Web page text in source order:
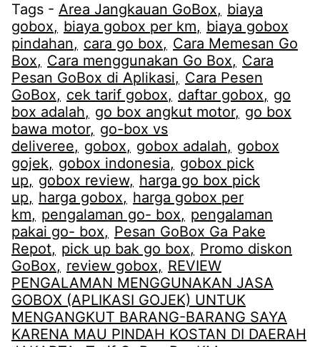
Tags - Area Jangkauan GoBox
biaya
gobox
biaya gobox per km
biaya gobox
pindahan
cara go box
Cara Memesan Go
Box
Cara menggunakan Go Box
Cara
Pesan GoBox di Aplikasi
Cara Pesen
GoBox
cek tarif gobox daftar gobox
go
box adalah
go box angkut motor
go box
bawa motor
go-box vs
deliveree
gobox gobox adalah
gobox
gojek
gobox indonesia
gobox pick
up
gobox review
harga go box pick
up
harga gobox
harga gobox per
km
pengalaman go- box
pengalaman
pakai go- box
Pesan GoBox Ga Pake
Repot
pick up bak go box
Promo diskon
GoBox
review gobox
REVIEW
PENGALAMAN MENGGUNAKAN JASA
GOBOX (APLIKASI GOJEK) UNTUK
MENGANGKUT BARANG-BARANG SAYA
KARENA MAU PINDAH KOSTAN DI DAERAH